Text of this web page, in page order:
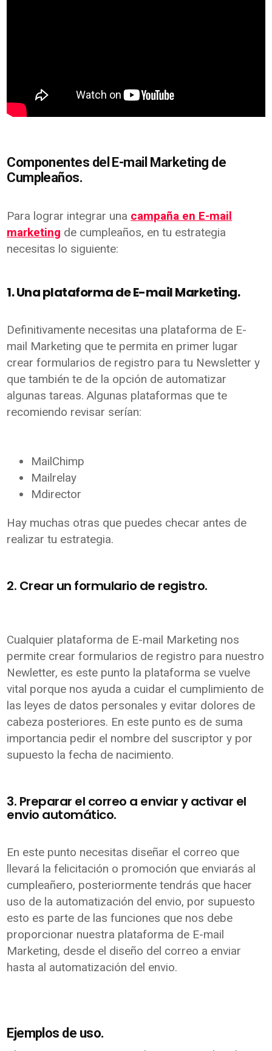
Componentes del E-mail Marketing de
Cumpleaños.
Para lograr integrar una campaña en E-mail
marketing de cumpleaños, en tu estrategia
necesitas lo siguiente:
1. Una plataforma de E-mail Marketing.
Definitivamente necesitas una plataforma de E-
mail Marketing que te permita en primer lugar
crear formularios de registro para tu Newsletter y
que también te de la opción de automatizar
algunas tareas. Algunas plataformas que te
recomiendo revisar serían:
MailChimp
Mailrelay
Mdirector
Hay muchas otras que puedes checar antes de
realizar tu estrategia.
2. Crear un formulario de registro.
Cualquier plataforma de E-mail Marketing nos
permite crear formularios de registro para nuestro
Newletter, es este punto la plataforma se vuelve
vital porque nos ayuda a cuidar el cumplimiento de
las leyes de datos personales y evitar dolores de
cabeza posteriores. En este punto es de suma
importancia pedir el nombre del suscriptor y por
supuesto la fecha de nacimiento.
3. Preparar el correo a enviar y activar el
envio automático.
En este punto necesitas diseñar el correo que
llevará la felicitación o promoción que enviarás al
cumpleañero, posteriormente tendrás que hacer
uso de la automatización del envio, por supuesto
esto es parte de las funciones que nos debe
proporcionar nuestra plataforma de E-mail
Marketing, desde el diseño del correo a enviar
hasta al automatización del envio.
Ejemplos de uso.